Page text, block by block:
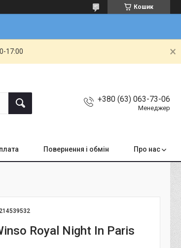
Кошик
17:00
+380 (63) 063-73-06
Менеджер
Повернення і обмін Про нас
Royal Night In Paris